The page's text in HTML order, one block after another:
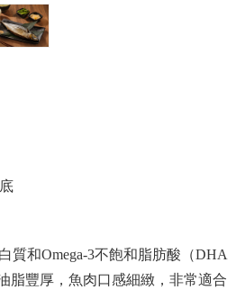
質和Omega-3不飽和脂肪酸（DHA
脂豐厚，魚肉口感細緻，非常適合